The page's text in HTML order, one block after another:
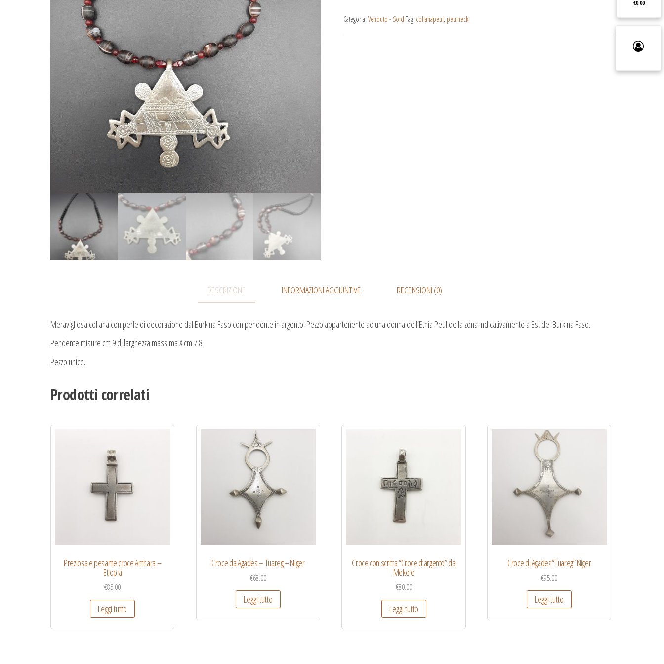
Categoria: Venduto - Sold Tag: collanapeul, peulneck
DESCRIZIONE INFORMAZIONI AGGIUNTIVE RECENSIONI (0)
Meravigliosa collana con perle di decorazione dal Burkina Faso con pendente in argento. Pezzo appartenente ad una donna dell’Etnia Peul della zona indicativamente a Est del Burkina Faso.
Pendente misure cm 9 di larghezza massima X cm 7.8.
Pezzo unico.
Prodotti correlati
Preziosa e pesante croce Amhara –
Etiopia
€85.00
Leggi tutto
Croce da Agades – Tuareg – Niger
€68.00
Leggi tutto
Croce con scritta “Croce d’argento” da
Mekele
€80.00
Leggi tutto
Croce di Agadez “Tuareg” Niger
€95.00
Leggi tutto
€0.00